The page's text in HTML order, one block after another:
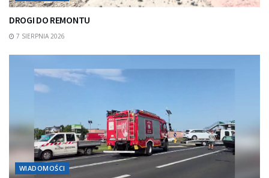
DROGI DO REMONTU
7 SIERPNIA 2026
WIADOMOŚCI